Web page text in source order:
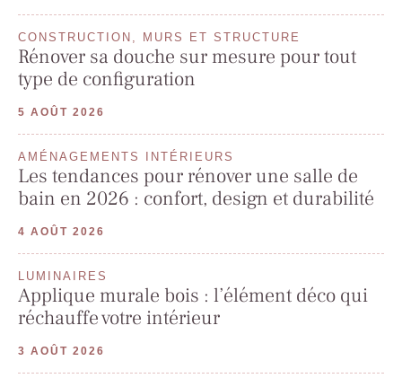
CONSTRUCTION, MURS ET STRUCTURE
Rénover sa douche sur mesure pour tout
type de configuration
5 AOÛT 2026
AMÉNAGEMENTS INTÉRIEURS
Les tendances pour rénover une salle de
bain en 2026 : confort, design et durabilité
4 AOÛT 2026
LUMINAIRES
Applique murale bois : l’élément déco qui
réchauffe votre intérieur
3 AOÛT 2026